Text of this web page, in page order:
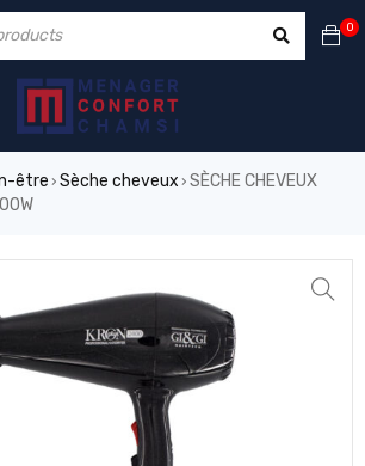
0
être › Sèche cheveux › SÈCHE CHEVEUX